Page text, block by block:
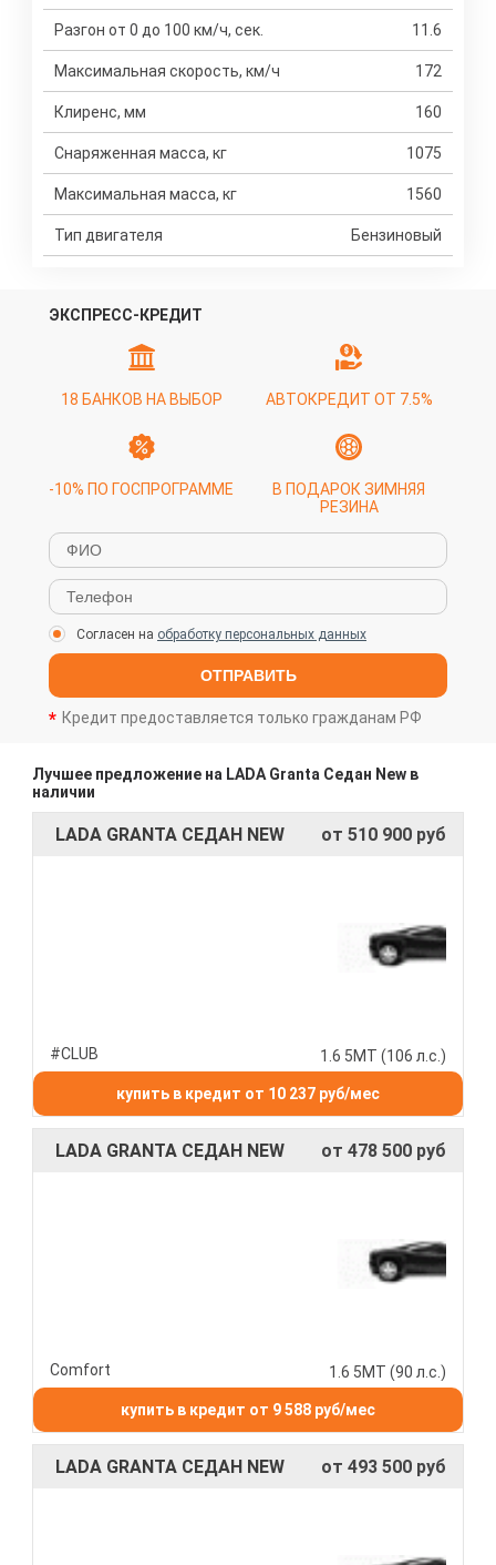
Разгон от 0 до 100 км/ч, сек. 11.6
Максимальная скорость, км/ч 172
Клиренс, мм 160
Снаряженная масса, кг 1075
Максимальная масса, кг 1560
Тип двигателя Бензиновый
ЭКСПРЕСС-КРЕДИТ
18 БАНКОВ НА ВЫБОР АВТОКРЕДИТ ОТ 7.5%
-10% ПО ГОСПРОГРАММЕ
В ПОДАРОК ЗИМНЯЯ
РЕЗИНА
Согласен на обработку персональных данных
ОТПРАВИТЬ
Кредит предоставляется только гражданам РФ
Лучшее предложение на LADA Granta Седан New в
наличии
LADA GRANTA СЕДАН NEW от 510 900 руб
#CLUB 1.6 5МТ (106 л.с.)
купить в кредит от 10 237 руб/мес
LADA GRANTA СЕДАН NEW от 478 500 руб
Comfort 1.6 5МТ (90 л.с.)
купить в кредит от 9 588 руб/мес
LADA GRANTA СЕДАН NEW от 493 500 руб